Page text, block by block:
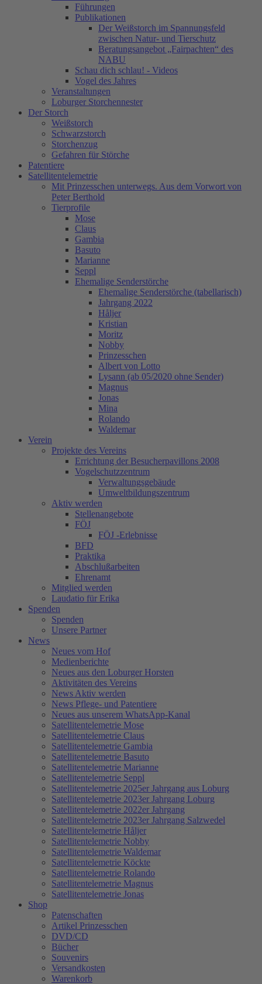
Führungen
Publikationen
Der Weißstorch im Spannungsfeld
zwischen Natur- und Tierschutz
Beratungsangebot „Fairpachten“ des
NABU
Schau dich schlau! - Videos
Vogel des Jahres
Veranstaltungen
Loburger Storchennester
Der Storch
Weißstorch
Schwarzstorch
Storchenzug
Gefahren für Störche
Patentiere
Satellitentelemetrie
Mit Prinzesschen unterwegs. Aus dem Vorwort von
Peter Berthold
Tierprofile
Mose
Claus
Gambia
Basuto
Marianne
Seppl
Ehemalige Senderstörche
Ehemalige Senderstörche (tabellarisch)
Jahrgang 2022
Håljer
Kristian
Moritz
Nobby
Prinzesschen
Albert von Lotto
Lysann (ab 05/2020 ohne Sender)
Magnus
Jonas
Mina
Rolando
Waldemar
Verein
Projekte des Vereins
Errichtung der Besucherpavillons 2008
Vogelschutzzentrum
Verwaltungsgebäude
Umweltbildungszentrum
Aktiv werden
Stellenangebote
FÖJ
FÖJ -Erlebnisse
BFD
Praktika
Abschlußarbeiten
Ehrenamt
Mitglied werden
Laudatio für Erika
Spenden
Spenden
Unsere Partner
News
Neues vom Hof
Medienberichte
Neues aus den Loburger Horsten
Aktivitäten des Vereins
News Aktiv werden
News Pflege- und Patentiere
Neues aus unserem WhatsApp-Kanal
Satellitentelemetrie Mose
Satellitentelemetrie Claus
Satellitentelemetrie Gambia
Satellitentelemetrie Basuto
Satellitentelemetrie Marianne
Satellitentelemetrie Seppl
Satellitentelemetrie 2025er Jahrgang aus Loburg
Satellitentelemetrie 2023er Jahrgang Loburg
Satellitentelemetrie 2022er Jahrgang
Satellitentelemetrie 2023er Jahrgang Salzwedel
Satellitentelemetrie Håljer
Satellitentelemetrie Nobby
Satellitentelemetrie Waldemar
Satellitentelemetrie Köckte
Satellitentelemetrie Rolando
Satellitentelemetrie Magnus
Satellitentelemetrie Jonas
Shop
Patenschaften
Artikel Prinzesschen
DVD/CD
Bücher
Souvenirs
Versandkosten
Warenkorb